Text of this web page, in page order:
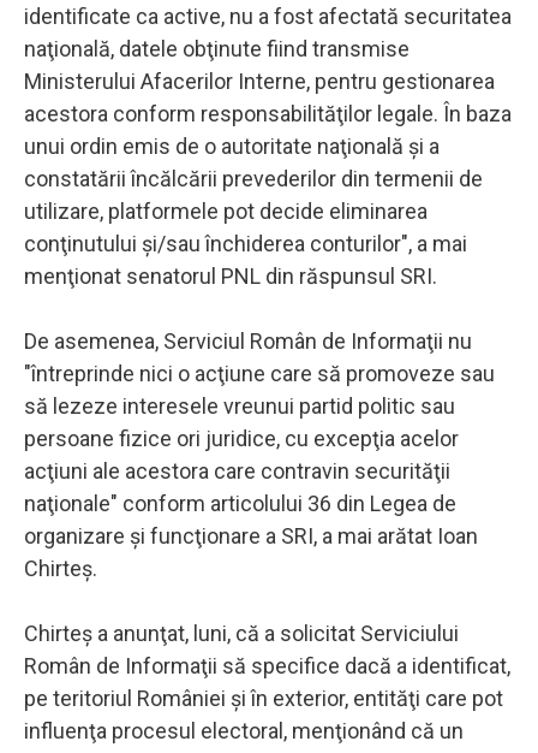
identificate ca active, nu a fost afectată securitatea
naţională, datele obţinute fiind transmise
Ministerului Afacerilor Interne, pentru gestionarea
acestora conform responsabilităţilor legale. În baza
unui ordin emis de o autoritate naţională şi a
constatării încălcării prevederilor din termenii de
utilizare, platformele pot decide eliminarea
conţinutului şi/sau închiderea conturilor", a mai
menţionat senatorul PNL din răspunsul SRI.
De asemenea, Serviciul Român de Informaţii nu
"întreprinde nici o acţiune care să promoveze sau
să lezeze interesele vreunui partid politic sau
persoane fizice ori juridice, cu excepţia acelor
acţiuni ale acestora care contravin securităţii
naţionale" conform articolului 36 din Legea de
organizare şi funcţionare a SRI, a mai arătat Ioan
Chirteş.
Chirteş a anunţat, luni, că a solicitat Serviciului
Român de Informaţii să specifice dacă a identificat,
pe teritoriul României şi în exterior, entităţi care pot
influenţa procesul electoral, menţionând că un